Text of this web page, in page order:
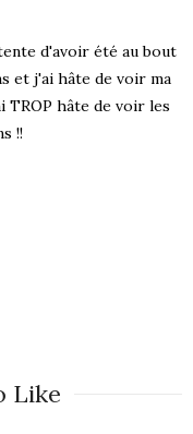
d'avoir été au bout
et j'ai hâte de voir ma
TROP hâte de voir les
!!
Like